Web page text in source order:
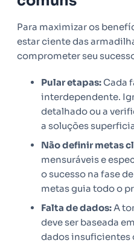
Para maximizar os
estar ciente das
comprometer seu
Pular etapas:Cada
interdependente.
detalhado ou a
a soluções
Não definir metas
mensuráveis e
o sucesso na fase
metas guia todo o
Falta de dados:A
deve ser baseada
dados insuficientes